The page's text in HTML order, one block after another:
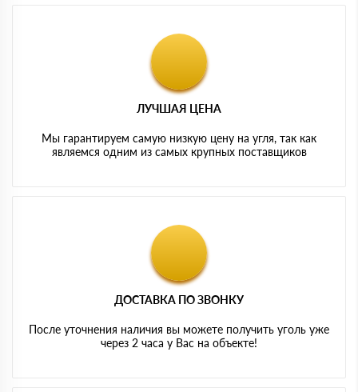
ЛУЧШАЯ ЦЕНА
Мы гарантируем самую низкую цену на угля, так как
являемся одним из самых крупных поставщиков
ДОСТАВКА ПО ЗВОНКУ
После уточнения наличия вы можете получить уголь уже
через 2 часа у Вас на объекте!